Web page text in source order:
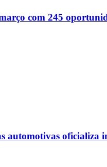
com 245
automotivas oficializa